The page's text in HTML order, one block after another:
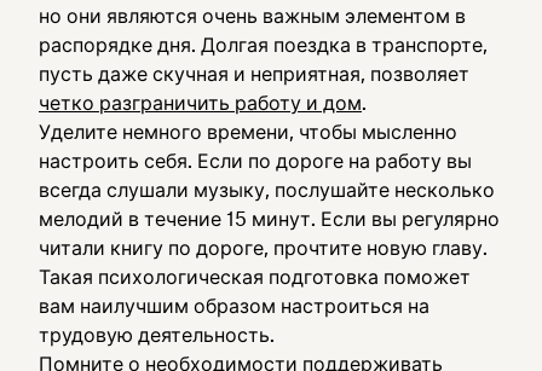
но они являются очень важным элементом в
распорядке дня. Долгая поездка в транспорте,
пусть даже скучная и неприятная, позволяет
четко разграничить работу и дом.
Уделите немного времени, чтобы мысленно
настроить себя. Если по дороге на работу вы
всегда слушали музыку, послушайте несколько
мелодий в течение 15 минут. Если вы регулярно
читали книгу по дороге, прочтите новую главу.
Такая психологическая подготовка поможет
вам наилучшим образом настроиться на
трудовую деятельность.
Помните о необходимости поддерживать